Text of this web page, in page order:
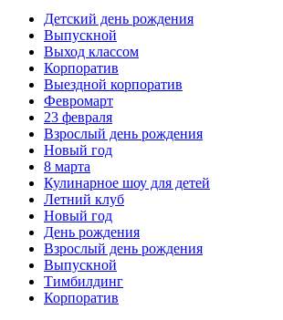
Детский день рождения
Выпускной
Выход классом
Корпоратив
Выездной корпоратив
Февромарт
23 февраля
Взрослый день рождения
Новый год
8 марта
Кулинарное шоу для детей
Летний клуб
Новый год
День рождения
Взрослый день рождения
Выпускной
Тимбилдинг
Корпоратив